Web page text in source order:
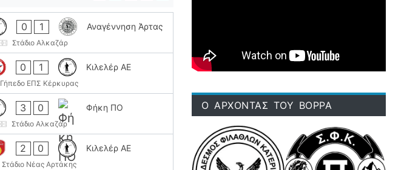
0 1 Αναγέννηση Άρτας
Στάδιο Αλκαζάρ
0 1 Κιλελέρ ΑΕ
Γήπεδο ΕΠΣ Κέρκυρας
3 0 Φήκη ΠΟ
Στάδιο Αλκαζάρ
2 0 Κιλελέρ ΑΕ
Στάδιο Νέας Αρτάκης
Ο ΑΡΧΟΝΤΑΣ ΤΟΥ ΒΟΡΡΑ